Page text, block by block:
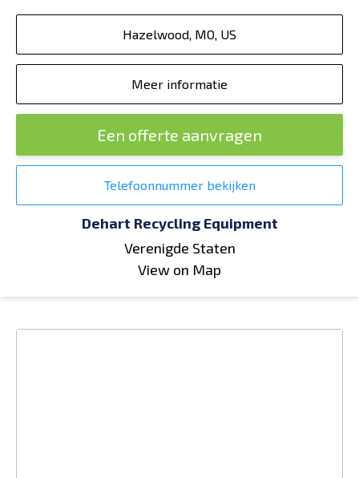
Hazelwood, MO, US
Meer informatie
Een offerte aanvragen
Telefoonnummer bekijken
Dehart Recycling Equipment
Verenigde Staten
View on Map